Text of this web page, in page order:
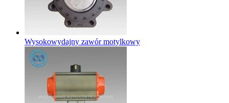
Wysokowydajny zawór motylkowy